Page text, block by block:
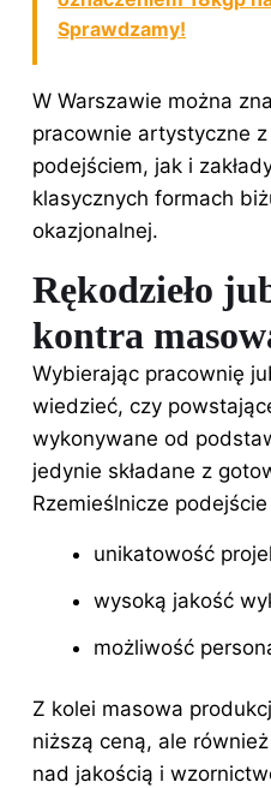
Sprawdzamy!
W Warszawie można
pracownie artystyczne
podejściem, jak i
klasycznych formach
okazjonalnej.
Rękodzieło
kontra
Wybierając pracownię
wiedzieć, czy
wykonywane od
jedynie składane z
Rzemieślnicze
unikatowość
wysoką jakość
możliwość
Z kolei masowa
niższą ceną, ale
nad jakością i